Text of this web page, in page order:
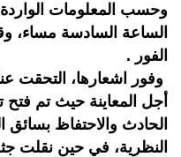
وحسب المعلومات
الساعة السادسة مساء،
الفور .
وفور اشعارها، التحقت
أجل المعاينة حيث تم
الحادث والاحتفاظ بسائق
النظرية، في حين نقلت